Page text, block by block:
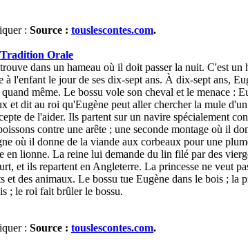
: Source : touslescontes.com.
Tradition Orale
dans un hameau où il doit passer la nuit. C'est
l'enfant le jour de ses dix-sept ans. À dix-sept ans,
même. Le bossu vole son cheval et le menace
et dit au roi qu'Eugène peut aller chercher la mule
de l'aider. Ils partent sur un navire spécialement
contre une arête ; une seconde montage où il
où il donne de la viande aux corbeaux pour une
en lionne. La reine lui demande du lin filé par des
et ils repartent en Angleterre. La princesse ne veut
et des animaux. Le bossu tue Eugène dans le bois ;
; le roi fait brûler le bossu.
: Source : touslescontes.com.